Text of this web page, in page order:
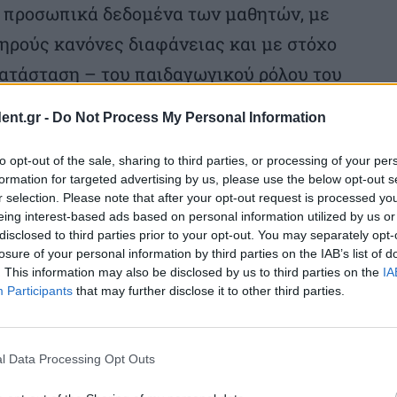
- Do Not Process My Personal Information
opt-out of the sale, sharing to third parties, or processing of your
for targeted advertising by us, please use the below opt-out
selection. Please note that after your opt-out request is processed
interest-based ads based on personal information utilized by us
to third parties prior to your opt-out. You may separately
of your personal information by third parties on the IAB’s list of
This information may also be disclosed by us to third parties on the
Participants that may further disclose it to other third parties.
Data Processing Opt Outs
προσωπικά δεδομένα των μαθητών, με
κανόνες διαφάνειας και με στόχο
– του παιδαγωγικού ρόλου του
σχετικά:
για την Υπουργική Απόφαση που
Ψηφιακής Διακυβέρνησης, σχετικά
Τεχνητής Νοημοσύνης στα σχολεία. Η
ευρωπαϊκές χώρες που διαθέτουν ήδη
πλήρως εναρμονισμένο με τον
προσωπικών δεδομένων και το
Νοημοσύνη, με στόχο την προστασία